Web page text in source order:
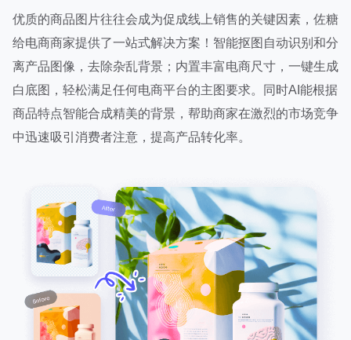
优质的商品图片往往会成为促成线上销售的关键因素，佐糖
给电商商家提供了一站式解决方案！智能抠图自动识别和分
离产品图像，去除杂乱背景；内置丰富电商尺寸，一键生成
白底图，轻松满足任何电商平台的主图要求。同时AI能根据
商品特点智能合成精美的背景，帮助商家在激烈的市场竞争
中迅速吸引消费者注意，提高产品转化率。